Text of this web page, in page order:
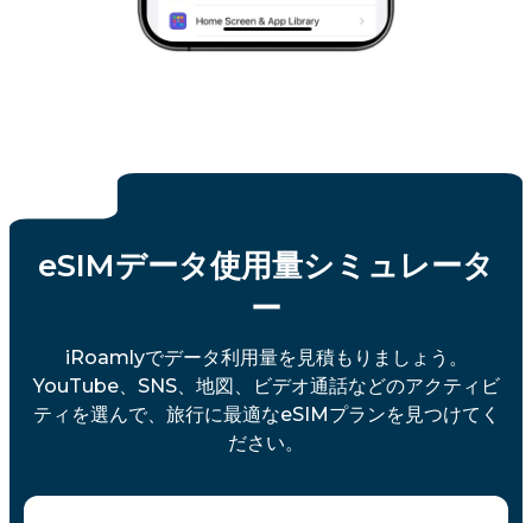
eSIMデータ使用量シミュレータ
ー
iRoamlyでデータ利用量を見積もりましょう。
YouTube、SNS、地図、ビデオ通話などのアクティビ
ティを選んで、旅行に最適なeSIMプランを見つけてく
ださい。